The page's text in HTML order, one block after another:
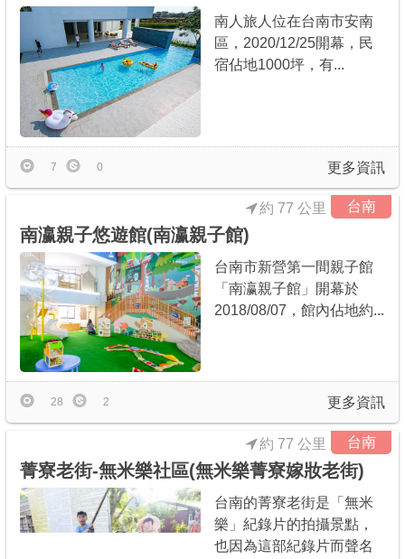
南人旅人位在台南市安南
區，2020/12/25開幕，民
宿佔地1000坪，有...
更多資訊
7 0
台南
南瀛親子悠遊館(南瀛親子館)
約 77 公里
台南市新營第一間親子館
「南瀛親子館」開幕於
2018/08/07，館內佔地約...
更多資訊
28 2
台南
菁寮老街-無米樂社區(無米樂菁寮嫁妝老街)
約 77 公里
台南的菁寮老街是「無米
樂」紀錄片的拍攝景點，
也因為這部紀錄片而聲名